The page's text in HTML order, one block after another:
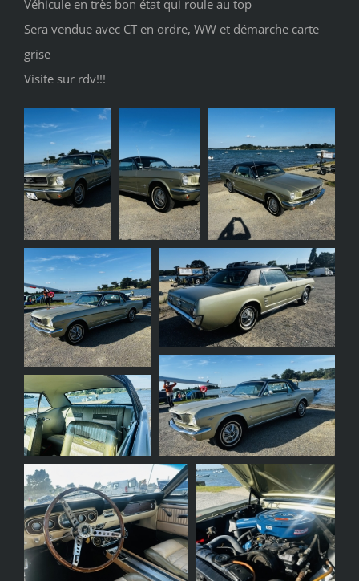
Véhicule en très bon état qui roule au top
Sera vendue avec CT en ordre, WW et démarche carte
grise
Visite sur rdv!!!